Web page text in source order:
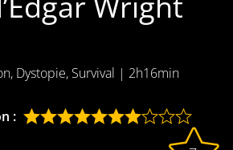
Dystopie, Survival | 2h16min
: